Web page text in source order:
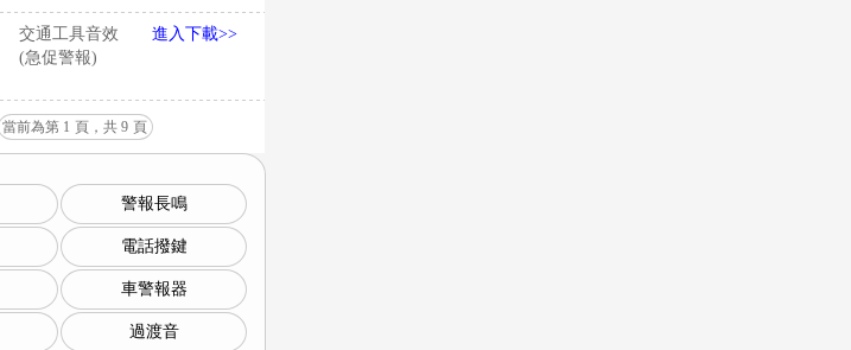
交通工具音效
(急促警報)
進入下載>>
當前為第 1 頁，共 9 頁
警報長鳴
電話撥鍵
車警報器
過渡音